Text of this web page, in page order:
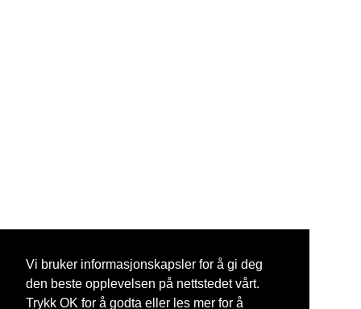
Vi bruker informasjonskapsler for å gi deg
den beste opplevelsen på nettstedet vårt.
Trykk OK for å godta eller les mer for å